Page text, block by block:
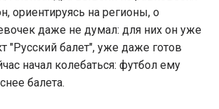
ориентируясь на регионы, о
даже не думал: для них он уже
"Русский балет", уже даже готов
начал колебаться: футбол ему
балета.